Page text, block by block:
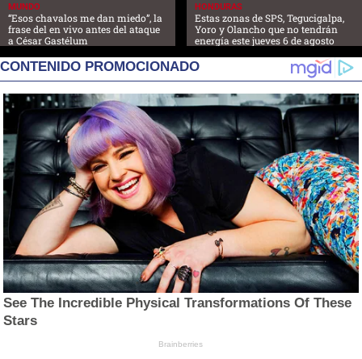
MUNDO
“Esos chavalos me dan miedo”, la
frase del en vivo antes del ataque
a César Gastélum
HONDURAS
Estas zonas de SPS, Tegucigalpa,
Yoro y Olancho que no tendrán
energía este jueves 6 de agosto
CONTENIDO PROMOCIONADO
See The Incredible Physical Transformations Of These
Stars
Brainberries